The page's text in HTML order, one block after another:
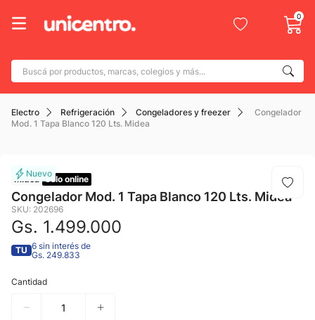
0
Buscá por productos, marcas, colegios y más...
Electro Refrigeración Congeladores y freezer
Congelador
Mod. 1 Tapa Blanco 120 Lts. Midea
Midea Solo online
Congelador Mod. 1 Tapa Blanco 120 Lts. Midea
SKU: 202696
Gs. 1.499.000
TU 6 sin interés de
Gs. 249.833
Cantidad
Términos más buscados
1. adidas
mochila
5. botin
6 caterpillar
8.
calzado